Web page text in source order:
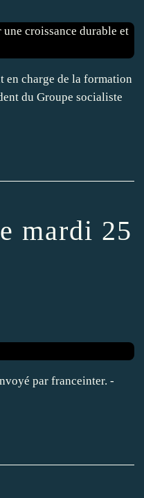
en charge de la formation
du Groupe socialiste
mardi 25
par franceinter. -